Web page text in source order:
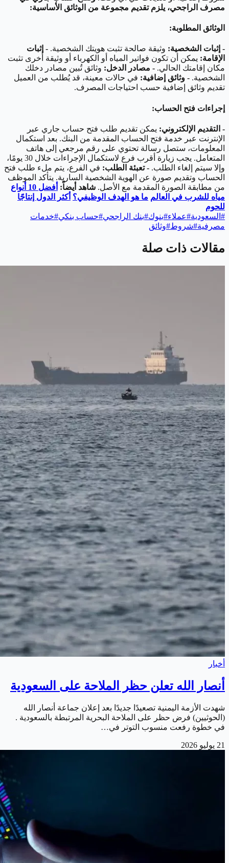
مصرف الراجحي، يلزم تقديم مجموعة من الوثائق الأساسية:
الوثائق المطلوبة:
- إثبات الشخصية: وثيقة صالحة تثبت هويتك الشخصية. - إثبات
الإقامة: يمكن أن تكون فواتير المياه أو الكهرباء أو وثيقة أخرى تثبت
مكان إقامتك الحالي. - مصادر الدخل: وثائق تُبين مصادر دخلك
الشخصية. - وثائق إضافية: في حالات معينة، قد يُطلب من العميل
تقديم وثائق إضافية حسب احتياجات المصرف.
إجراءات فتح الحساب:
- التقديم الإلكتروني: يمكن تقديم طلب فتح حساب جاري عبر
الإنترنت عبر خدمة فتح الحساب المقدمة من البنك. بعد استكمال
المعلومات، ستصل رسالة تحتوي على رقم مرجعي إلى هاتف
المتعامل. يجب زيارة أقرب فرع لاستكمال الإجراءات خلال 30 يومًا،
وإلا سيتم إلغاء الطلب. - تعبئة الطلب: في الفرع، يتم ملء طلب فتح
الحساب وتقديم صورة عن الهوية الشخصية السارية. يتأكد الموظف
من مطابقة الصورة المقدمة مع الأصل. شاهد أيضاً:
أفضل 10 أنواع
مياه للشرب في العالم ما هو الهدف الوظيفي؟ أكثر الدول إنتاجًا
للحوم
# السعودية#عملاء#بنوك#بنك الراجحي#حساب بنكي#خدمات
مصرفية#شروط#وثائق
مقالات ذات صلة
أخبار
أنصار الله تعلن حظر الملاحة على السعودية
شهدت الأزمة اليمنية تصعيدًا جديدًا بعد إعلان جماعة أنصار الله
(الحوثيين) فرض حظر على الملاحة البحرية المرتبطة بالسعودية .
في خطوة رفعت منسوب التوتر في…
21 يوليو 2026